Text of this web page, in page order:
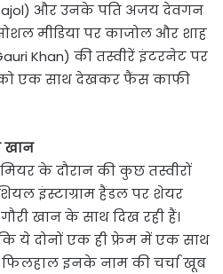
और उनके पति अजय देवगन
मीडिया पर काजोल और शाह
Khan) की तस्वीरें इंटरनेट पर
को एक साथ देखकर फैंस काफी
खान
के दौरान की कुछ तस्वीरों
इंस्टाग्राम हैंडल पर शेयर
खान के साथ दिख रही हैं।
ये दोनों एक ही फ्रेम में एक साथ
इनके नाम की चर्चा खूब